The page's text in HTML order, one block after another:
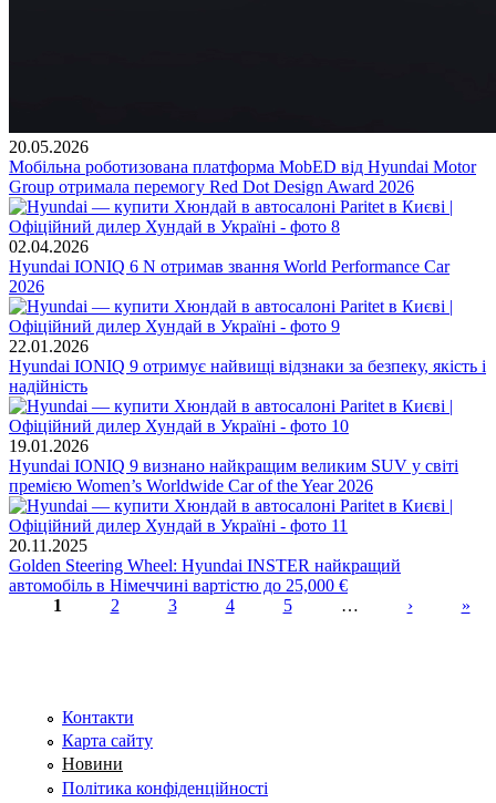
20.05.2026
Мобільна роботизована платформа MobED від Hyundai Motor
Group отримала перемогу Red Dot Design Award 2026
02.04.2026
Hyundai IONIQ 6 N отримав звання World Performance Car
2026
22.01.2026
Hyundai IONIQ 9 отримує найвищі відзнаки за безпеку, якість і
надійність
19.01.2026
Hyundai IONIQ 9 визнано найкращим великим SUV у світі
премією Women’s Worldwide Car of the Year 2026
20.11.2025
Golden Steering Wheel: Hyundai INSTER найкращий
автомобіль в Німеччині вартістю до 25,000 €
1 2 3 4 5 … › »
Контакти
Карта сайту
Новини
Політика конфіденційності